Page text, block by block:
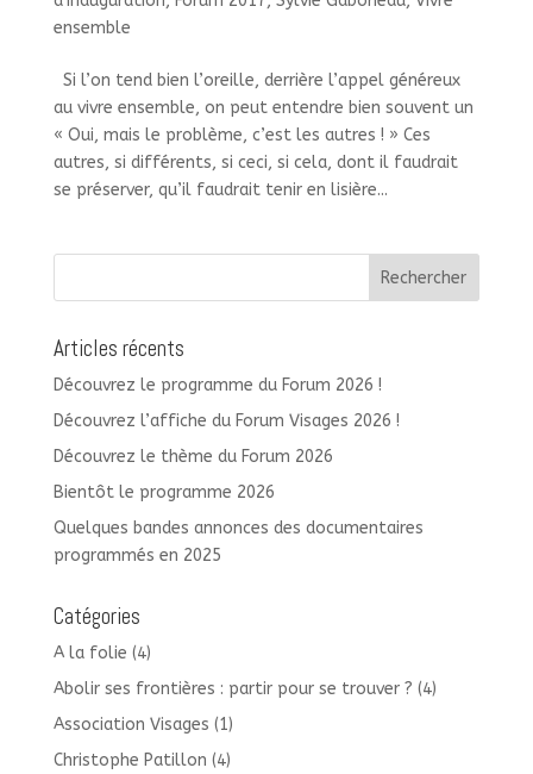
ensemble
Si l’on tend bien l’oreille, derrière l’appel généreux
au vivre ensemble, on peut entendre bien souvent un
« Oui, mais le problème, c’est les autres ! » Ces
autres, si différents, si ceci, si cela, dont il faudrait
se préserver, qu’il faudrait tenir en lisière...
Articles récents
Découvrez le programme du Forum 2026 !
Découvrez l’affiche du Forum Visages 2026 !
Découvrez le thème du Forum 2026
Bientôt le programme 2026
Quelques bandes annonces des documentaires
programmés en 2025
Catégories
A la folie (4)
Abolir ses frontières : partir pour se trouver ? (4)
Association Visages (1)
Christophe Patillon (4)